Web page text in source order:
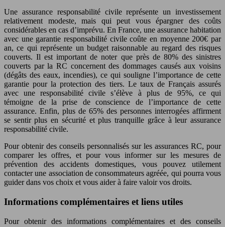
Une assurance responsabilité civile représente un investissement
relativement modeste, mais qui peut vous épargner des coûts
considérables en cas d’imprévu. En France, une assurance habitation
avec une garantie responsabilité civile coûte en moyenne 200€ par
an, ce qui représente un budget raisonnable au regard des risques
couverts. Il est important de noter que près de 80% des sinistres
couverts par la RC concernent des dommages causés aux voisins
(dégâts des eaux, incendies), ce qui souligne l’importance de cette
garantie pour la protection des tiers. Le taux de Français assurés
avec une responsabilité civile s’élève à plus de 95%, ce qui
témoigne de la prise de conscience de l’importance de cette
assurance. Enfin, plus de 65% des personnes interrogées affirment
se sentir plus en sécurité et plus tranquille grâce à leur assurance
responsabilité civile.
Pour obtenir des conseils personnalisés sur les assurances RC, pour
comparer les offres, et pour vous informer sur les mesures de
prévention des accidents domestiques, vous pouvez utilement
contacter une association de consommateurs agréée, qui pourra vous
guider dans vos choix et vous aider à faire valoir vos droits.
Informations complémentaires et liens utiles
Pour obtenir des informations complémentaires et des conseils